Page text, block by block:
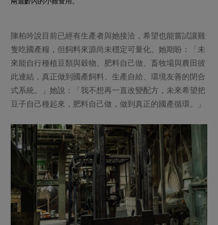
陳柏吟說目前已經有生產者與她接洽，希望也能嘗試讓雞
隻吃國產糧，但飼料來源尚未穩定可量化。她期盼：「未
來能自行種植豆類與穀物、肥料自己做、畜牧場與農田彼
此連結，真正做到國產飼料、生產自給、環境友善的閉合
式系統。」她說：「我不想再一直改變配方，未來希望把
豆子自己種起來，肥料自己做，做到真正的國產循環。」